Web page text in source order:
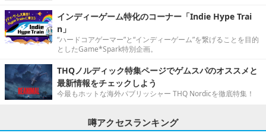
インディーゲーム特化のコーナー「Indie Hype Trai
n」
“ハードコアゲーマー”と“インディーゲーム”を繋げることを目的
としたGame*Spark特別企画。
THQノルディック特集ページでゲムスパのオススメと
最新情報をチェックしよう
今最もホットな海外パブリッシャー THQ Nordicを徹底特集！
噂アクセスランキング